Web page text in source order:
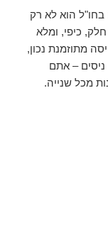
בסוף, כל הסיפור של כרטיסים לפורמולה 1 בחו"ל הוא לא רק
כיפי, ומלא
מתוזמנת נכון,
– אתם
מכל שנייה.